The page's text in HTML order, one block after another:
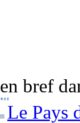
en bref
Le Pays